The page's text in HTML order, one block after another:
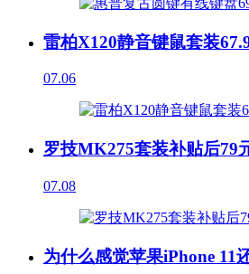
雷柏X120静音键鼠套装
07.06
罗技MK275套装补贴后79
07.08
为什么感觉苹果iPhone 11